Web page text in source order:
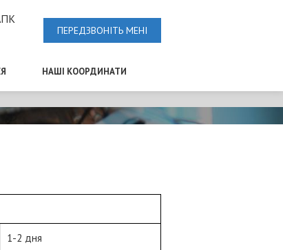
ПЕРЕДЗВОНІТЬ МЕНІ
НАШІ КООРДИНАТИ
1-2 дня